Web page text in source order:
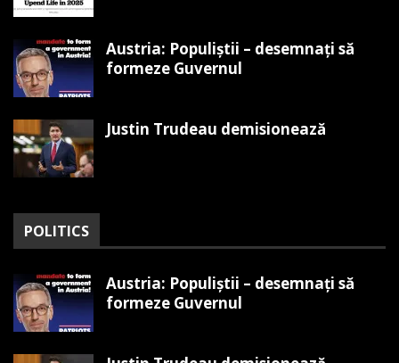
Austria: Populiștii – desemnați să
formeze Guvernul
Justin Trudeau demisionează
POLITICS
Austria: Populiștii – desemnați să
formeze Guvernul